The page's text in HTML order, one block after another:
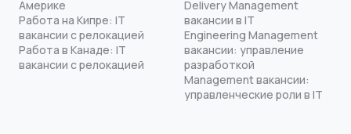
Америке
Работа на Кипре: IT
вакансии с релокацией
Работа в Канаде: IT
вакансии с релокацией
Delivery Management
вакансии в IT
Engineering Management
вакансии: управление
разработкой
Management вакансии:
управленческие роли в IT